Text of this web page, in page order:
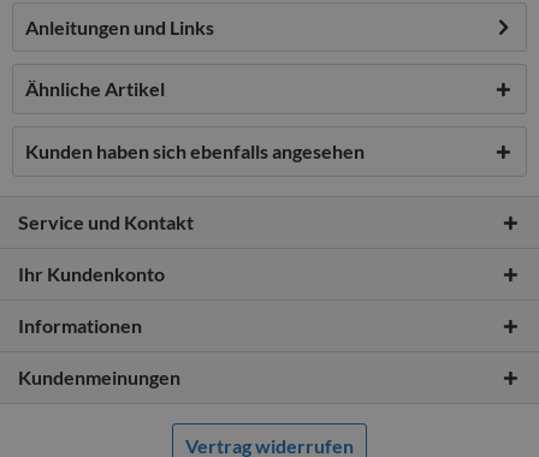
Anleitungen und Links
Ähnliche Artikel
Kunden haben sich ebenfalls angesehen
Service und Kontakt
Ihr Kundenkonto
Informationen
Kundenmeinungen
Vertrag widerrufen